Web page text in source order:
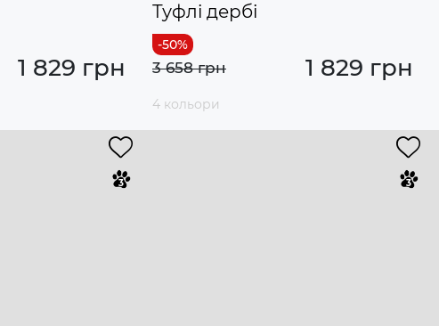
1 829 грн
Туфлі дербі
1 829 грн
3 658 грн
4 кольори